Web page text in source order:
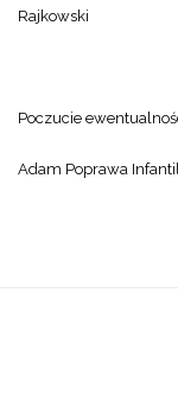
Rajkowski
Poczucie
Adam Poprawa